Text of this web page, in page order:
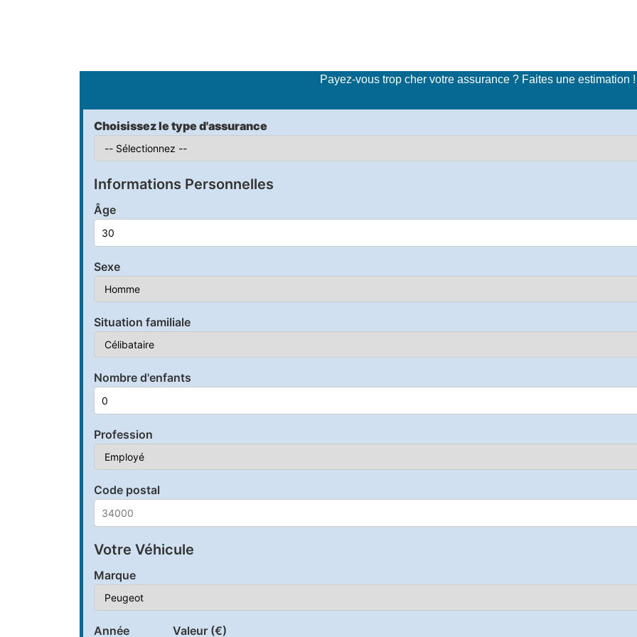
Payez-vous trop cher votre assurance ? Faites une estimation !
Choisissez le type d'assurance
Informations Personnelles
Âge
Sexe
Situation familiale
Nombre d'enfants
Profession
Code postal
Votre Véhicule
Marque
Année Valeur (€)